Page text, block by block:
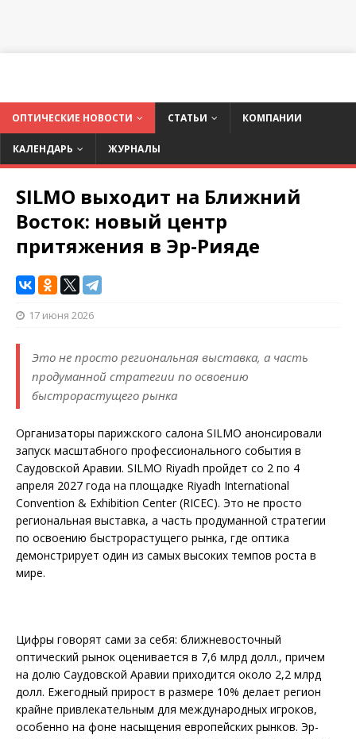
ОПТИЧЕСКИЕ НОВОСТИ СТАТЬИ КОМПАНИИ
КАЛЕНДАРЬ ЖУРНАЛЫ
SILMO выходит на Ближний
Восток: новый центр
притяжения в Эр-Рияде
17 июня 2026
Это не просто региональная выставка, а часть
продуманной стратегии по освоению
быстрорастущего рынка
Организаторы парижского салона SILMO анонсировали
запуск масштабного профессионального события в
Саудовской Аравии. SILMO Riyadh пройдет со 2 по 4
апреля 2027 года на площадке Riyadh International
Convention & Exhibition Center (RICEC). Это не просто
региональная выставка, а часть продуманной стратегии
по освоению быстрорастущего рынка, где оптика
демонстрирует один из самых высоких темпов роста в
мире.
Цифры говорят сами за себя: ближневосточный
оптический рынок оценивается в 7,6 млрд долл., причем
на долю Саудовской Аравии приходится около 2,2 млрд
долл. Ежегодный прирост в размере 10% делает регион
крайне привлекательным для международных игроков,
особенно на фоне насыщения европейских рынков. Эр-